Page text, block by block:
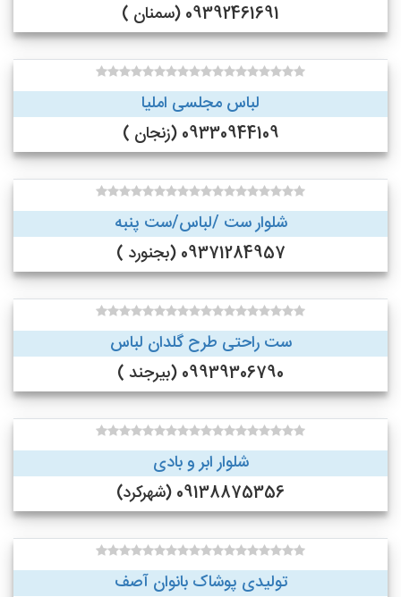
09392461691 (سمنان )
لباس مجلسی املیا
09330944109 (زنجان )
شلوار ست /لباس/ست پنبه
09371284957 (بجنورد )
ست راحتی طرح گلدان لباس
09939306790 (بیرجند )
شلوار ابر و بادی
09138875356 (شهرکرد)
تولیدی پوشاک بانوان آصف